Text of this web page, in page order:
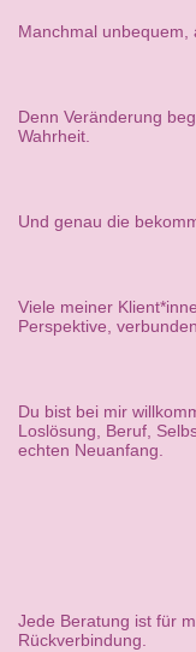
Manchmal unbequem,
Denn Veränderung
Wahrheit.
Und genau die
Viele meiner
Perspektive,
Du bist bei mir
Loslösung, Beruf,
echten Neuanfang.
Jede Beratung ist für
Rückverbindung.